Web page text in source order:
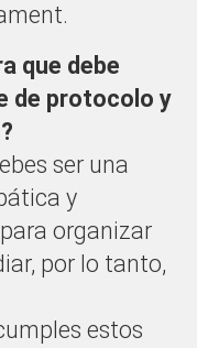
que debe
de protocolo y
ser una
y
organizar
por lo tanto,
estos